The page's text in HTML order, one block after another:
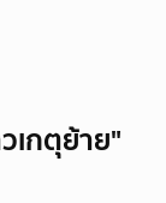
เกตุย้าย"